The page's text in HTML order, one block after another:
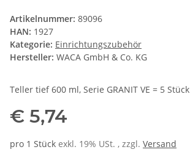
Artikelnummer: 89096
HAN: 1927
Kategorie: Einrichtungszubehör
Hersteller: WACA GmbH & Co. KG
Teller tief 600 ml, Serie GRANIT VE = 5 Stück
€ 5,74
pro 1 Stück exkl. 19% USt. , zzgl. Versand